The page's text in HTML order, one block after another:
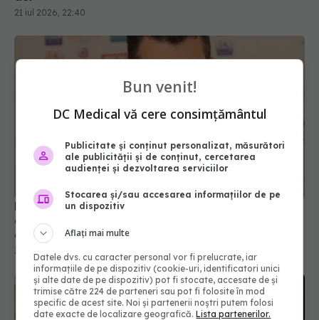
Din 1 septembrie, românii vor avea portofel
digital de sănătate. Ce este "E-Sănătatea Mea" și
ce beneficii aduce pacienților
Bun venit!
DC Medical vă cere consimțământul
Publicitate și conținut personalizat, măsurători
ale publicității și de conținut, cercetarea
audienței și dezvoltarea serviciilor
Stocarea și/sau accesarea informațiilor de pe
un dispozitiv
Aflați mai multe
Datele dvs. cu caracter personal vor fi prelucrate, iar
informațiile de pe dispozitiv (cookie-uri, identificatori unici
și alte date de pe dispozitiv) pot fi stocate, accesate de și
trimise către 224 de parteneri sau pot fi folosite în mod
specific de acest site. Noi și partenerii noștri putem folosi
date exacte de localizare geografică.Lista partenerilor.